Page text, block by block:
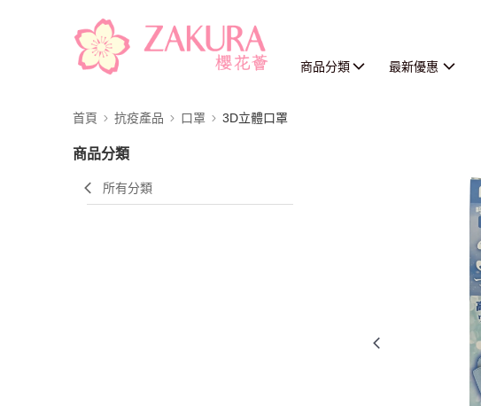
商品分類 最新優惠
首頁 抗疫產品 口罩 3D立體口罩
商品分類
所有分類